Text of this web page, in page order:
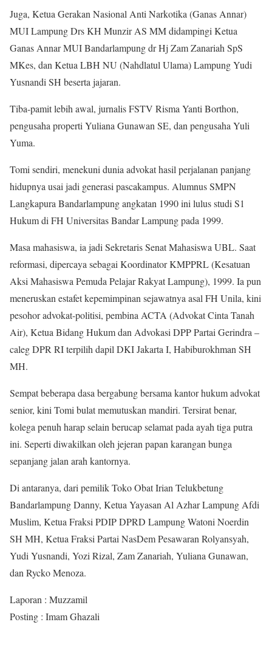
Juga, Ketua Gerakan Nasional Anti Narkotika (Ganas Annar)
MUI Lampung Drs KH Munzir AS MM didampingi Ketua
Ganas Annar MUI Bandarlampung dr Hj Zam Zanariah SpS
MKes, dan Ketua LBH NU (Nahdlatul Ulama) Lampung Yudi
Yusnandi SH beserta jajaran.
Tiba-pamit lebih awal, jurnalis FSTV Risma Yanti Borthon,
pengusaha properti Yuliana Gunawan SE, dan pengusaha Yuli
Yuma.
Tomi sendiri, menekuni dunia advokat hasil perjalanan panjang
hidupnya usai jadi generasi pascakampus. Alumnus SMPN
Langkapura Bandarlampung angkatan 1990 ini lulus studi S1
Hukum di FH Universitas Bandar Lampung pada 1999.
Masa mahasiswa, ia jadi Sekretaris Senat Mahasiswa UBL. Saat
reformasi, dipercaya sebagai Koordinator KMPPRL (Kesatuan
Aksi Mahasiswa Pemuda Pelajar Rakyat Lampung), 1999. Ia pun
meneruskan estafet kepemimpinan sejawatnya asal FH Unila, kini
pesohor advokat-politisi, pembina ACTA (Advokat Cinta Tanah
Air), Ketua Bidang Hukum dan Advokasi DPP Partai Gerindra –
caleg DPR RI terpilih dapil DKI Jakarta I, Habiburokhman SH
MH.
Sempat beberapa dasa bergabung bersama kantor hukum advokat
senior, kini Tomi bulat memutuskan mandiri. Tersirat benar,
kolega penuh harap selain berucap selamat pada ayah tiga putra
ini. Seperti diwakilkan oleh jejeran papan karangan bunga
sepanjang jalan arah kantornya.
Di antaranya, dari pemilik Toko Obat Irian Telukbetung
Bandarlampung Danny, Ketua Yayasan Al Azhar Lampung Afdi
Muslim, Ketua Fraksi PDIP DPRD Lampung Watoni Noerdin
SH MH, Ketua Fraksi Partai NasDem Pesawaran Rolyansyah,
Yudi Yusnandi, Yozi Rizal, Zam Zanariah, Yuliana Gunawan,
dan Rycko Menoza.
Laporan : Muzzamil
Posting : Imam Ghazali